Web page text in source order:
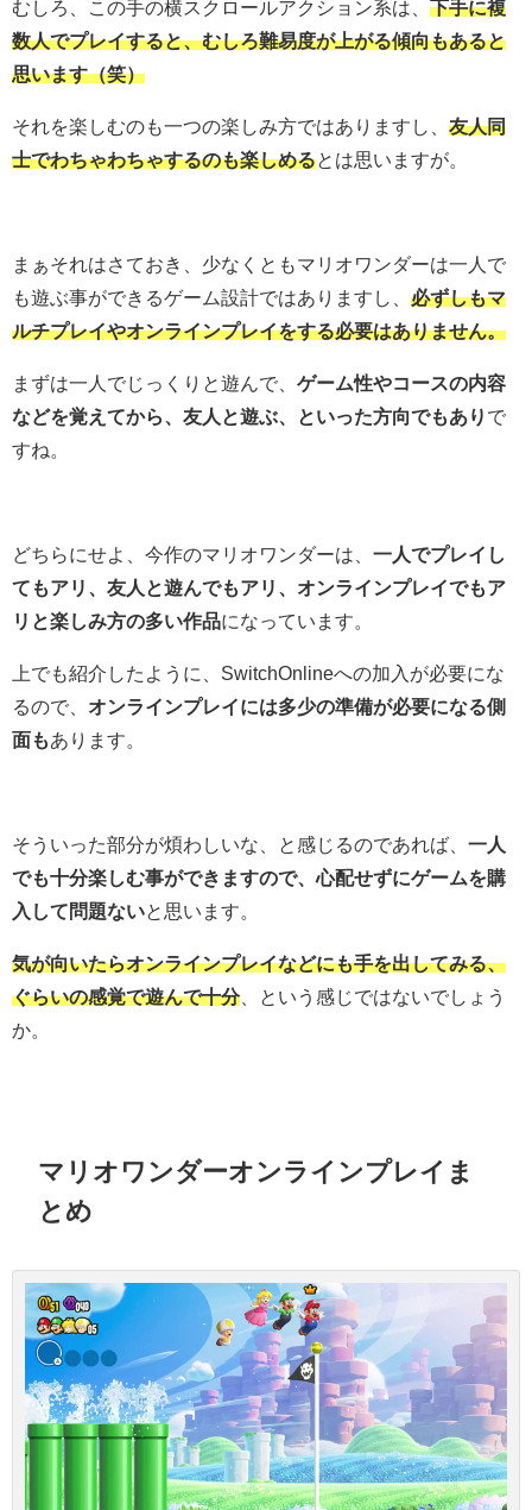
むしろ、この手の横スクロールアクション系は、 下手に複
数人でプレイすると、むしろ難易度が上がる傾向もあると
思います（笑）
それを楽しむのも一つの楽しみ方ではありますし、 友人同
士でわちゃわちゃするのも楽しめるとは思いますが。
まぁそれはさておき、少なくともマリオワンダーは一人で
も遊ぶ事ができるゲーム設計ではありますし、 必ずしもマ
ルチプレイやオンラインプレイをする必要はありません。
まずは一人でじっくりと遊んで、 ゲーム性やコースの内容
などを覚えてから、友人と遊ぶ、といった方向でもあり で
すね。
どちらにせよ、今作のマリオワンダーは、 一人でプレイし
てもアリ、友人と遊んでもアリ、オンラインプレイでもア
リと楽しみ方の多い作品になっています。
上でも紹介したように、SwitchOnlineへの加入が必要にな
るので、 オンラインプレイには多少の準備が必要になる側
面もあります。
そういった部分が煩わしいな、と感じるのであれば、 一人
でも十分楽しむ事ができますので、心配せずにゲームを購
入して問題ないと思います。
気が向いたらオンラインプレイなどにも手を出してみる、
ぐらいの感覚で遊んで十分、という感じではないでしょう
か。
マリオワンダーオンラインプレイま
とめ